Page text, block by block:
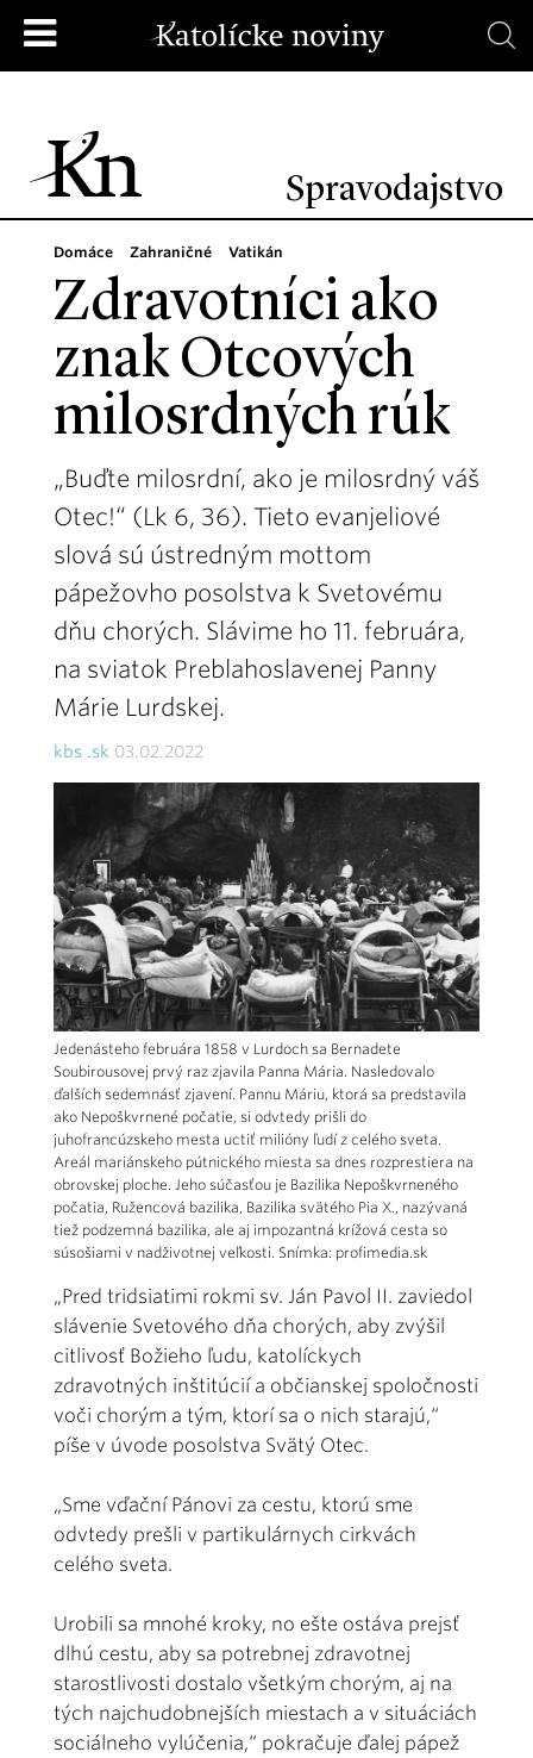
Spravodajstvo
Domáce Zahraničné Vatikán
Zdravotníci ako
znak Otcových
milosrdných rúk
„Buďte milosrdní, ako je milosrdný váš
Otec!“ (Lk 6, 36). Tieto evanjeliové
slová sú ústredným mottom
pápežovho posolstva k Svetovému
dňu chorých. Slávime ho 11. februára,
na sviatok Preblahoslavenej Panny
Márie Lurdskej.
kbs .sk 03.02.2022
Jedenásteho februára 1858 v Lurdoch sa Bernadete
Soubirousovej prvý raz zjavila Panna Mária. Nasledovalo
ďalších sedemnásť zjavení. Pannu Máriu, ktorá sa predstavila
ako Nepoškvrnené počatie, si odvtedy prišli do
juhofrancúzskeho mesta uctiť milióny ľudí z celého sveta.
Areál mariánskeho pútnického miesta sa dnes rozprestiera na
obrovskej ploche. Jeho súčasťou je Bazilika Nepoškvrneného
počatia, Ružencová bazilika, Bazilika svätého Pia X., nazývaná
tiež podzemná bazilika, ale aj impozantná krížová cesta so
súsošiami v nadživotnej veľkosti. Snímka: profimedia.sk
„Pred tridsiatimi rokmi sv. Ján Pavol II. zaviedol
slávenie Svetového dňa chorých, aby zvýšil
citlivosť Božieho ľudu, katolíckych
zdravotných inštitúcií a občianskej spoločnosti
voči chorým a tým, ktorí sa o nich starajú,“
píše v úvode posolstva Svätý Otec.
„Sme vďační Pánovi za cestu, ktorú sme
odvtedy prešli v partikulárnych cirkvách
celého sveta.
Urobili sa mnohé kroky, no ešte ostáva prejsť
dlhú cestu, aby sa potrebnej zdravotnej
starostlivosti dostalo všetkým chorým, aj na
tých najchudobnejších miestach a v situáciách
sociálneho vylúčenia,“ pokračuje ďalej pápež